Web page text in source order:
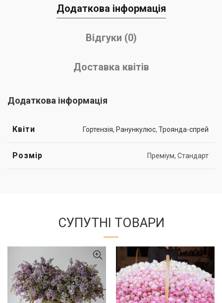
Додаткова інформація
Відгуки (0)
Доставка квітів
Додаткова інформація
Квіти Гортензія, Ранункулюс, Троянда-спрей
Розмір Преміум, Стандарт
СУПУТНІ ТОВАРИ